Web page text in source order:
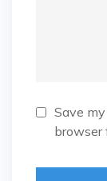
Save
browser